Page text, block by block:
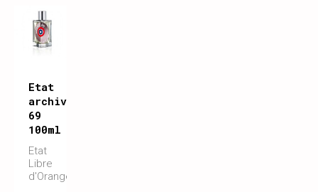
Etat
archives
69
100ml
Etat
Libre
d'Orange